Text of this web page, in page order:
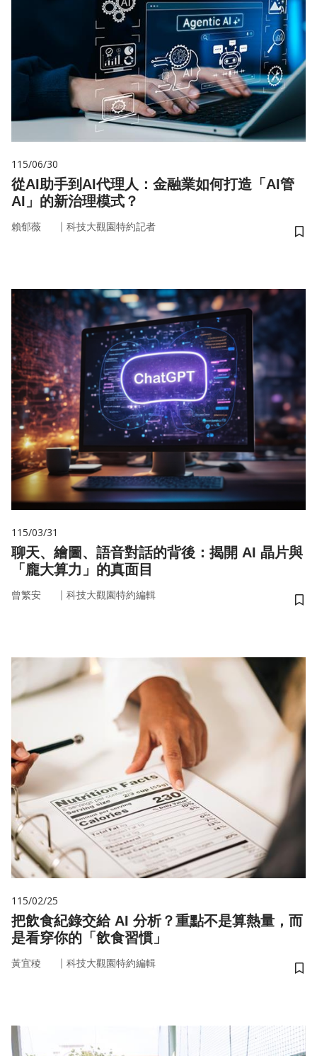
115/06/30
從AI助手到AI代理人：金融業如何打造「AI管
AI」的新治理模式？
賴郁薇 ｜ 科技大觀園特約記者
儲
115/03/31
聊天、繪圖、語音對話的背後：揭開 AI 晶片與
「龐大算力」的真面目
曾繁安 ｜ 科技大觀園特約編輯
儲
115/02/25
把飲食紀錄交給 AI 分析？重點不是算熱量，而
是看穿你的「飲食習慣」
黃宜稜 ｜ 科技大觀園特約編輯
儲